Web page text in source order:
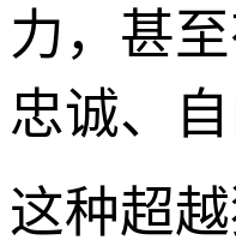
力，甚
忠诚、
这种超